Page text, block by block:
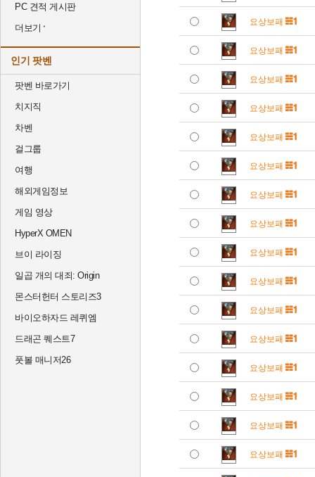
PC 견적 게시판
더보기
인기 팟벤
팟벤 바로가기
치지직
차벤
걸그룹
여행
해외게임정보
게임 영상
HyperX OMEN
브이 라이징
일곱 개의 대죄: Origin
몬스터헌터 스토리즈3
바이오하자드 레퀴엠
드래곤 퀘스트7
풋볼 매니저26
요상보패
요상보패
요상보패
요상보패
요상보패
요상보패
요상보패
요상보패
요상보패
요상보패
요상보패
요상보패
요상보패
요상보패
요상보패
요상보패